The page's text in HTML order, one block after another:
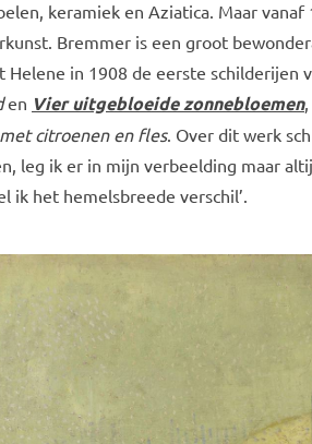
keramiek en Aziatica. Maar vanaf
Bremmer is een groot
in 1908 de eerste schilderijen
en Vier uitgebloeide zonnebloemen
citroenen en fles. Over dit werk
leg ik er in mijn verbeelding maar
ik het hemelsbreede verschil’.